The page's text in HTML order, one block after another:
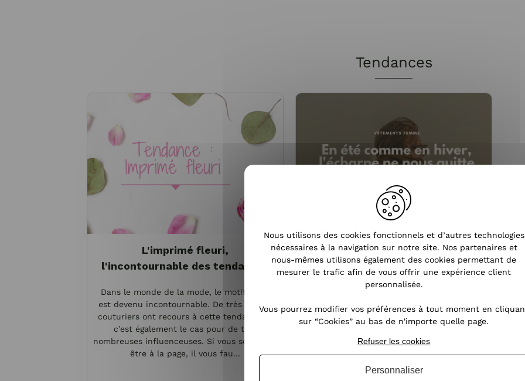
Tendances
L'imprimé fleuri,
l'incontournable des tendances
Dans le monde de la mode, le motif fleuri
est devenu incontournable. De très grands
couturiers ont recours à cette tendance et
c’est également le cas pour de très
nombreuses influenceuses. Si vous souhaitez
être à la page, il vous fau...
L’écharpe : un incontournable en
toute saison
Certaines femmes portent un bracelet à leur
poignet, une paire de chaussures unique ou
un tailleur de marque. D’autres choisissent
de mettre une écharpe ou un foulard.
Depuis les années 80, l’écharpe est devenue
un accessoire de mode ...
Nous utilisons des cookies fonctionnels et d’autres technologies
nécessaires à la navigation sur notre site. Nos partenaires et
nous-mêmes utilisons également des cookies permettant de
mesurer le trafic afin de vous offrir une expérience client
personnalisée.
Vous pourrez modifier vos préférences à tout moment en
sur “Cookies” au bas de n'importe quelle page.
Refuser les cookies
Personnaliser